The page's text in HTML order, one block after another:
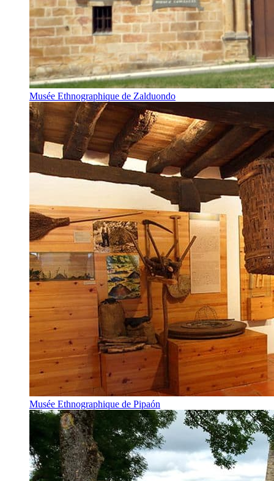
Musée Ethnographique de Zalduondo
Musée Ethnographique de Pipaón